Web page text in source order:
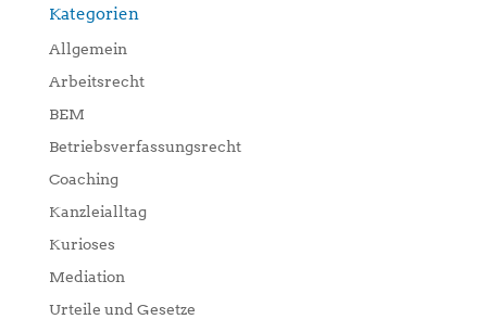
Kategorien
Allgemein
Arbeitsrecht
BEM
Betriebsverfassungsrecht
Coaching
Kanzleialltag
Kurioses
Mediation
Urteile und Gesetze